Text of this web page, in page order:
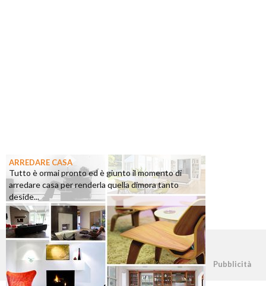
ARREDARE CASA
Tutto è ormai pronto ed è giunto il momento di
arredare casa per renderla quella dimora tanto
deside...
©2026 - casapratica.org - p.iva 03338800984 Pubblicità